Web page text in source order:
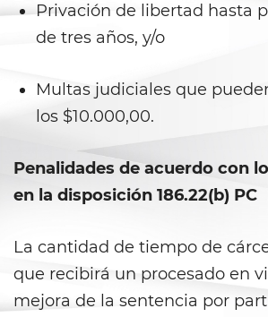
Expungement
Petition to Vacate
Conviction
Probation Violation
Record Sealing
Post Conviction Relief
Vacating/ Setting
Conviction
Privación de libertad hasta
de tres años, y/o
Multas judiciales que
los $10.000,00.
Penalidades de acuerdo con
en la disposición 186.22(b) PC
La cantidad de tiempo de
que recibirá un procesado en
mejora de la sentencia por